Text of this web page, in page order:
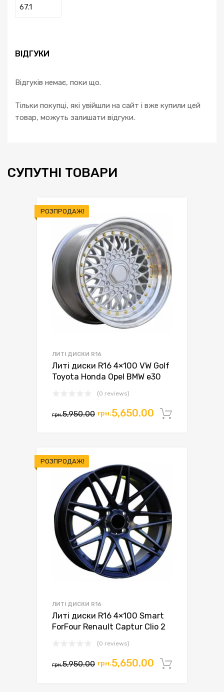
67.1
ВІДГУКИ
Відгуків немає, поки що.
Тільки покупці, які увійшли на сайт і вже купили цей
товар, можуть залишати відгуки.
СУПУТНІ ТОВАРИ
РОЗПРОДАЖ!
ЛИТІ ДИСКИ R16
Литі диски R16 4×100 VW Golf
Toyota Honda Opel BMW e30
(0 reviews)
грн.5,950.00 Оригінальна
грн.5,650.00 Поточна
РОЗПРОДАЖ!
ЛИТІ ДИСКИ R16
Литі диски R16 4×100 Smart
ForFour Renault Captur Clio 2
(0 reviews)
грн.5,950.00 Оригінальна
грн.5,650.00 Поточна